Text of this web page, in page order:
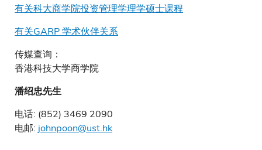
有关科大商学院投资管理学理学硕士课程
有关GARP 学术伙伴关系
传媒查询：
香港科技大学商学院
潘绍忠先生
电话: (852) 3469 2090
电邮: johnpoon@ust.hk